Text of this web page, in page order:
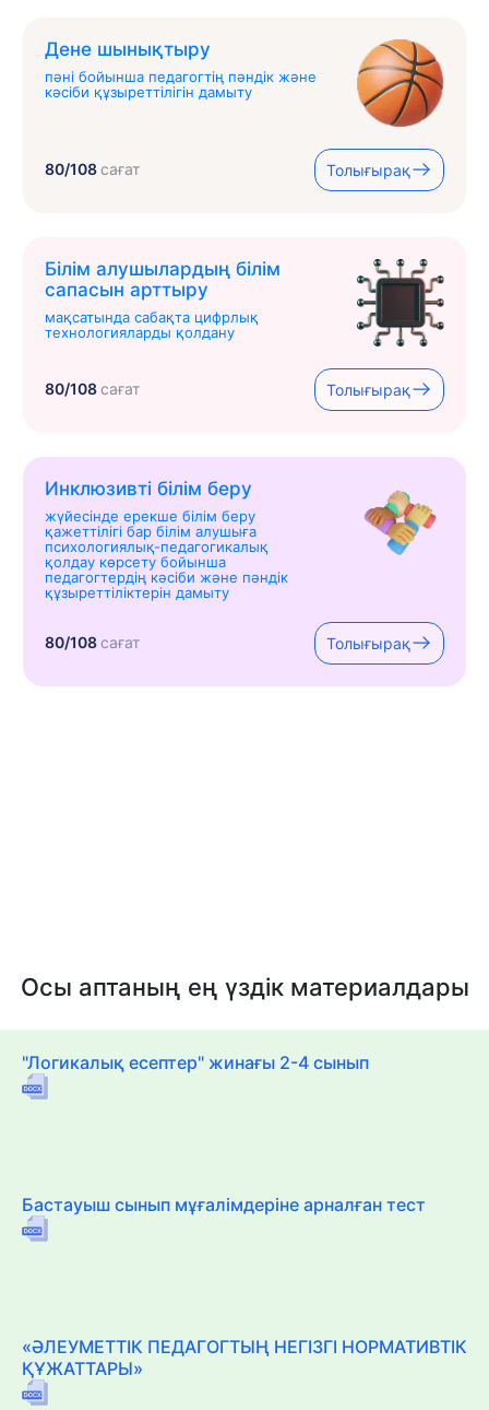
Дене шынықтыру
пәні бойынша педагогтің пәндік және
кәсіби құзыреттілігін дамыту
80/108сағат Толығырақ
Білім алушылардың білім
сапасын арттыру
мақсатында сабақта цифрлық
технологияларды қолдану
80/108сағат Толығырақ
Инклюзивті білім беру
жүйесінде ерекше білім беру
қажеттілігі бар білім алушыға
психологиялық-педагогикалық
қолдау көрсету бойынша
педагогтердің кәсіби және пәндік
құзыреттіліктерін дамыту
80/108сағат Толығырақ
Осы аптаның ең үздік материалдары
"Логикалық есептер" жинағы 2-4 сынып
Бастауыш сынып мұғалімдеріне арналған тест
«ӘЛЕУМЕТТІК ПЕДАГОГТЫҢ НЕГІЗГІ НОРМАТИВТІК
ҚҰЖАТТАРЫ»